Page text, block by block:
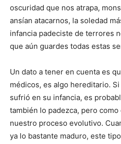
oscuridad que nos atrapa,
ansían atacarnos, la soledad
infancia padeciste de terrores
que aún guardes todas estas
Un dato a tener en cuenta es
médicos, es algo hereditario.
sufrió en su infancia, es
también lo padezca, pero
nuestro proceso evolutivo.
ya lo bastante maduro, este